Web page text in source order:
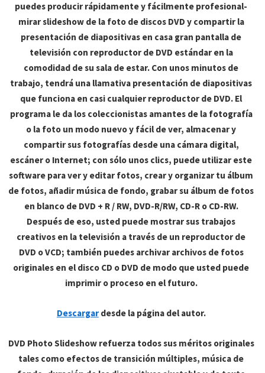
puedes producir rápidamente y fácilmente profesional-
mirar slideshow de la foto de discos DVD y compartir la
presentación de diapositivas en casa gran pantalla de
televisión con reproductor de DVD estándar en la
comodidad de su sala de estar. Con unos minutos de
trabajo, tendrá una llamativa presentación de diapositivas
que funciona en casi cualquier reproductor de DVD. El
programa le da los coleccionistas amantes de la fotografía
o la foto un modo nuevo y fácil de ver, almacenar y
compartir sus fotografías desde una cámara digital,
escáner o Internet; con sólo unos clics, puede utilizar este
software para ver y editar fotos, crear y organizar tu álbum
de fotos, añadir música de fondo, grabar su álbum de fotos
en blanco de DVD + R / RW, DVD-R/RW, CD-R o CD-RW.
Después de eso, usted puede mostrar sus trabajos
creativos en la televisión a través de un reproductor de
DVD o VCD; también puedes archivar archivos de fotos
originales en el disco CD o DVD de modo que usted puede
imprimir o proceso en el futuro.
Descargardesde la página del autor.
DVD Photo Slideshow refuerza todos sus méritos originales
tales como efectos de transición múltiples, música de